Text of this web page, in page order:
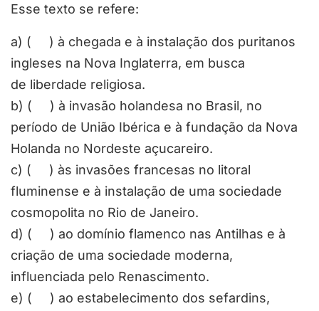
Esse texto se refere:
a) ( ) à chegada e à instalação dos puritanos
ingleses na Nova Inglaterra, em busca
de liberdade religiosa.
b) ( ) à invasão holandesa no Brasil, no
período de União Ibérica e à fundação da Nova
Holanda no Nordeste açucareiro.
c) ( ) às invasões francesas no litoral
fluminense e à instalação de uma sociedade
cosmopolita no Rio de Janeiro.
d) ( ) ao domínio flamenco nas Antilhas e à
criação de uma sociedade moderna,
influenciada pelo Renascimento.
e) ( ) ao estabelecimento dos sefardins,